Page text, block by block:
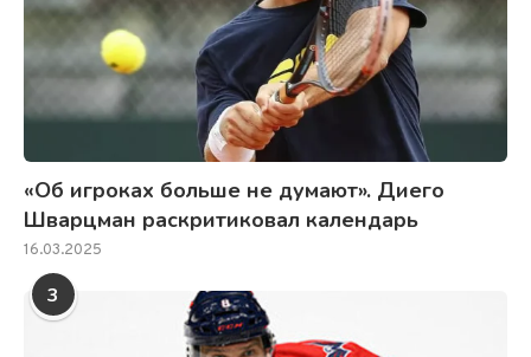
«Об игроках больше не думают». Диего
Шварцман раскритиковал календарь
16.03.2025
3